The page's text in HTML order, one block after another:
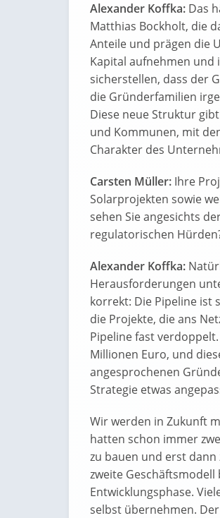
Alexander Koffka: Das
Matthias Bockholt, die
Anteile und prägen die
Kapital aufnehmen und
sicherstellen, dass der
die Gründerfamilien
Diese neue Struktur
und Kommunen, mit
Charakter des
Carsten Müller: Ihre
Solarprojekten sowie
sehen Sie angesichts
regulatorischen
Alexander Koffka:
Herausforderungen
korrekt: Die Pipeline ist
die Projekte, die ans
Pipeline fast
Millionen Euro, und
angesprochenen
Strategie etwas
Wir werden in Zukunft
hatten schon immer
zu bauen und erst
zweite
Entwicklungsphase.
selbst übernehmen.